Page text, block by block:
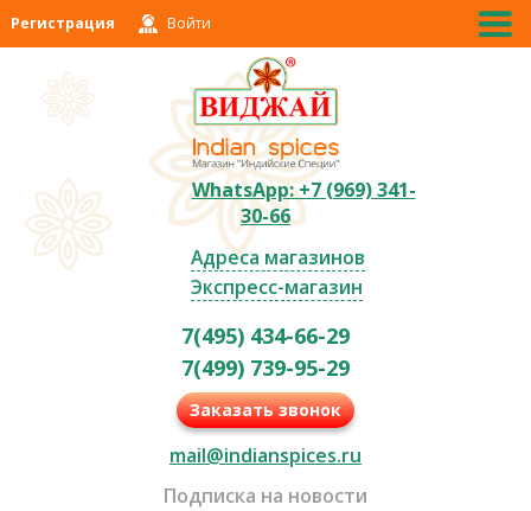
Регистрация Войти
WhatsApp: +7 (969) 341-
30-66
Адреса магазинов
Экспресс-магазин
7(495) 434-66-29
7(499) 739-95-29
Заказать звонок
mail@indianspices.ru
Подписка на новости